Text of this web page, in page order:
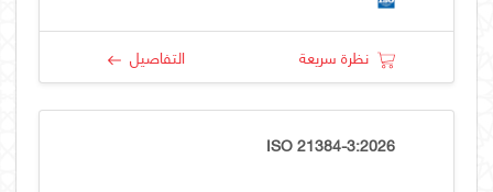
نظرة سريعة التفاصيل
ISO 21384-3:2026